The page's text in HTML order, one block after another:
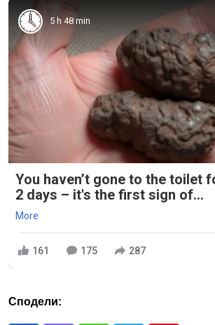
5 h 48 min
You haven’t gone to the toilet
2 days – it's the first sign of...
More
161 175 287
Сподели: